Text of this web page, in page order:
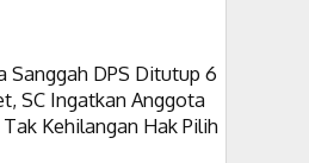
Sanggah DPS Ditutup 6
SC Ingatkan Anggota
Kehilangan Hak Pilih